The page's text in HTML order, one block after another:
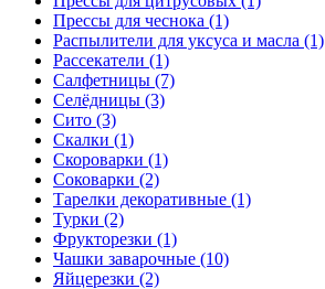
Прессы для чеснока (1)
Распылители для уксуса и масла (1)
Рассекатели (1)
Салфетницы (7)
Селёдницы (3)
Сито (3)
Скалки (1)
Скороварки (1)
Соковарки (2)
Тарелки декоративные (1)
Турки (2)
Фрукторезки (1)
Чашки заварочные (10)
Яйцерезки (2)